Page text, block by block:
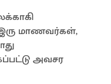
மாணவர்கள்,
அவசர